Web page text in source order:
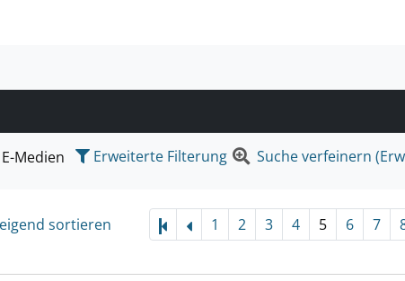
suchen wollen.
E-Medien Erweiterte Filterung Suche verfeinern
sortieren 1 2 3 4 5 6 7